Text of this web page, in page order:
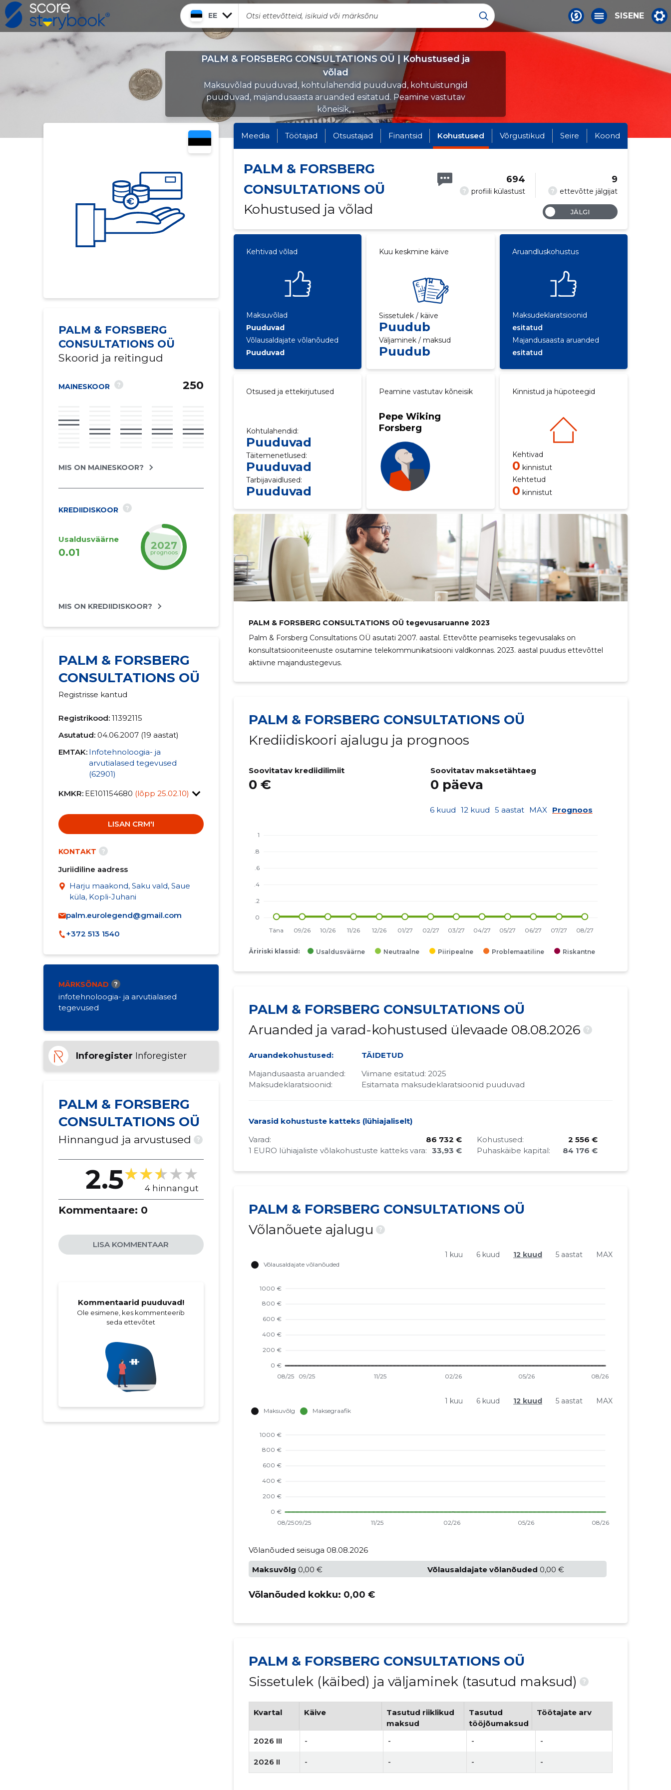
EE SISENE
PALM & FORSBERG CONSULTATIONS OÜ | Kohustused ja
võlad
Maksuvõlad puuduvad, kohtulahendid puuduvad, kohtuistungid
puuduvad, majandusaasta aruanded esitatud. Peamine vastutav
kõneisik, ,
PALM & FORSBERG
CONSULTATIONS OÜ
Skoorid ja reitingud
MAINESKOOR ? 250
MIS ON MAINESKOOR?
KREDIIDISKOOR ?
Usaldusväärne
0.01
2027
prognoos
MIS ON KREDIIDISKOOR?
PALM & FORSBERG
CONSULTATIONS OÜ
Registrisse kantud
Registrikood: 11392115
Asutatud: 04.06.2007 (19 aastat)
EMTAK: Infotehnoloogia- ja
arvutialased tegevused
(62901)
KMKR: EE101154680 (lõpp 25.02.10)
LISAN CRM'I
KONTAKT ?
Juriidiline aadress
Harju maakond, Saku vald, Saue
küla, Kopli-Juhani
palm.eurolegend@gmail.com
+372 513 1540
MÄRKSÕNAD ?
infotehnoloogia- ja arvutialased
tegevused
Inforegister Inforegister
PALM & FORSBERG
CONSULTATIONS OÜ
Hinnangud ja arvustused ?
2.5 4 hinnangut
Kommentaare: 0
LISA KOMMENTAAR
Kommentaarid puuduvad!
Ole esimene, kes kommenteerib
seda ettevõtet
Meedia Töötajad Otsustajad Finantsid Kohustused Võrgustikud Seire Koond
PALM & FORSBERG
CONSULTATIONS OÜ
Kohustused ja võlad
? profiili külastust
694
? ettevõtte jälgijat
9
JÄLGI
Kehtivad võlad
Maksuvõlad
Puuduvad
Võlausaldajate võlanõuded
Puuduvad
Kuu keskmine käive
Sissetulek / käive
Puudub
Väljaminek / maksud
Puudub
Aruandluskohustus
Maksudeklaratsioonid
esitatud
Majandusaasta aruanded
esitatud
Otsused ja ettekirjutused
Kohtulahendid:
Puuduvad
Täitemenetlused:
Puuduvad
Tarbijavaidlused:
Puuduvad
Peamine vastutav kõneisik
Pepe Wiking
Forsberg
Kinnistud ja hüpoteegid
Kehtivad
0 kinnistut
Kehtetud
0 kinnistut
PALM & FORSBERG CONSULTATIONS OÜ tegevusaruanne 2023
Palm & Forsberg Consultations OÜ asutati 2007. aastal. Ettevõtte peamiseks tegevusalaks on
konsultatsiooniteenuste osutamine telekommunikatsiooni valdkonnas. 2023. aastal puudus ettevõttel
aktiivne majandustegevus.
PALM & FORSBERG CONSULTATIONS OÜ
Krediidiskoori ajalugu ja prognoos
Soovitatav krediidilimiit
0 €
Soovitatav maksetähtaeg
0 päeva
6 kuud 12 kuud 5 aastat MAX Prognoos
Äririski klassid: Usaldusväärne Neutraalne Piiripealne Problemaatiline Riskantne
PALM & FORSBERG CONSULTATIONS OÜ
Aruanded ja varad-kohustused ülevaade 08.08.2026
?
Aruandekohustused:
TÄIDETUD
Majandusaasta aruanded:
Viimane esitatud: 2025
Maksudeklaratsioonid:
Esitamata maksudeklaratsioonid puuduvad
Varasid kohustuste katteks (lühiajaliselt)
Varad:
86 732 €
1 EURO lühiajaliste võlakohustuste katteks vara: 33,93 €
Kohustused:
2 556 €
Puhaskäibe kapital:
84 176 €
PALM & FORSBERG CONSULTATIONS OÜ
Võlanõuete ajalugu
?
1 kuu 6 kuud 12 kuud 5 aastat MAX
1 kuu 6 kuud 12 kuud 5 aastat MAX
Võlanõuded seisuga 08.08.2026
Maksuvõlg 0,00 € Võlausaldajate võlanõuded 0,00 €
Võlanõuded kokku: 0,00 €
PALM & FORSBERG CONSULTATIONS OÜ
Sissetulek (käibed) ja väljaminek (tasutud maksud)
?
Kvartal Käive
Tasutud riiklikud
maksud
Tasutud
tööjõumaksud
Töötajate arv
2026 III - - - -
2026 II - - - -